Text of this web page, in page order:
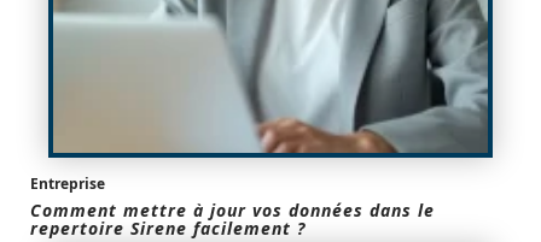
Entreprise
Comment mettre à jour vos données dans le
repertoire Sirene facilement ?